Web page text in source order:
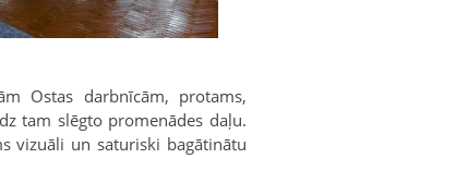
Ostas darbnīcām, protams,
tam slēgto promenādes daļu.
vizuāli un saturiski bagātinātu